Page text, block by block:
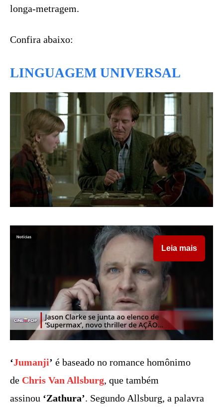
longa-metragem.
Confira abaixo:
LINGUAGEM UNIVERSAL
Leia mais
‘Jumanji’ é baseado no romance homônimo
de Chris Van Allsburg, que também
assinou ‘Zathura’. Segundo Allsburg, a palavra